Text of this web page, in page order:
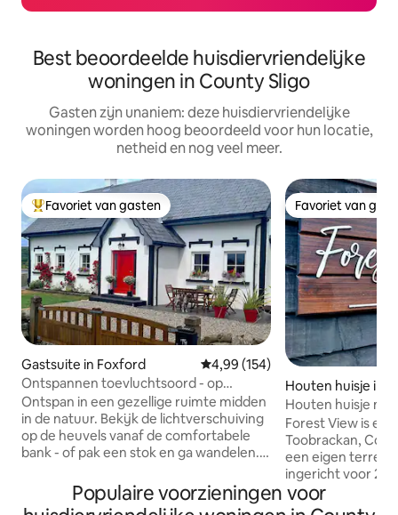
Best beoordeelde huisdiervriendelijke
woningen in County Sligo
Gasten zijn unaniem: deze huisdiervriendelijke
woningen worden hoog beoordeeld voor hun locatie,
netheid en nog veel meer.
Topfavoriet van gasten
Favoriet van gasten
Gastsuite in Foxford Gemiddelde beoordeling van
4,99 (154)
Ontspannen toevluchtsoord - op
loopafstand van meren en wandelpaden
Ontspan in een gezellige ruimte midden
in de natuur. Bekijk de lichtverschuiving
op de heuvels vanaf de comfortabele
bank - of pak een stok en ga wandelen.
meer (sommige winterharde zielen
durven misschien een snelle duik te
Favoriet van
Favoriet van
Houten huisje in
common
Houten huisje
Forest View is
Toobrackan, Co
een eigen terrein
ingericht voor 2
uitgerust en
een eigen
Populaire voorzieningen voor